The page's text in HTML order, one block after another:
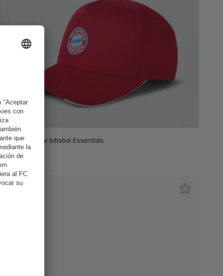
Niños Gorra de béisbol Essentials
20,00 €